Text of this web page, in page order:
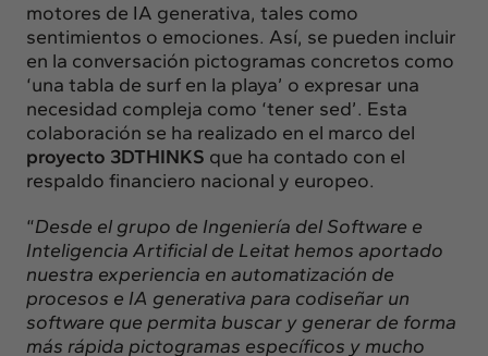
motores de IA generativa, tales como
sentimientos o emociones. Así, se pueden incluir
en la conversación pictogramas concretos como
‘una tabla de surf en la playa’ o expresar una
necesidad compleja como ‘tener sed’. Esta
colaboración se ha realizado en el marco del
proyecto 3DTHINKS que ha contado con el
respaldo financiero nacional y europeo.
“Desde el grupo de Ingeniería del Software e
Inteligencia Artificial de Leitat hemos aportado
nuestra experiencia en automatización de
procesos e IA generativa para codiseñar un
software que permita buscar y generar de forma
más rápida pictogramas específicos y mucho